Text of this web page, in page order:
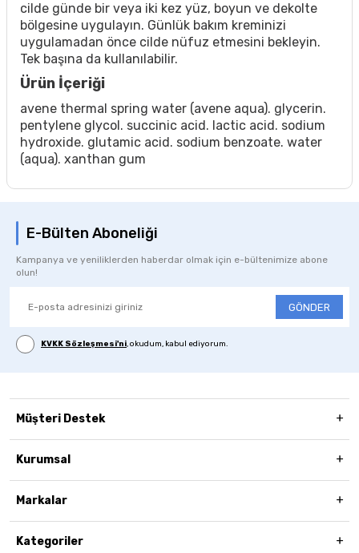
cilde günde bir veya iki kez yüz, boyun ve dekolte
bölgesine uygulayın. Günlük bakım kreminizi
uygulamadan önce cilde nüfuz etmesini bekleyin.
Tek başına da kullanılabilir.
Ürün İçeriği
avene thermal spring water (avene aqua). glycerin.
pentylene glycol. succinic acid. lactic acid. sodium
hydroxide. glutamic acid. sodium benzoate. water
(aqua). xanthan gum
E-Bülten Aboneliği
Kampanya ve yeniliklerden haberdar olmak için e-bültenimize abone
olun!
GÖNDER
KVKK Sözleşmesi'ni, okudum, kabul ediyorum.
Müşteri Destek
Kurumsal
Markalar
Kategoriler